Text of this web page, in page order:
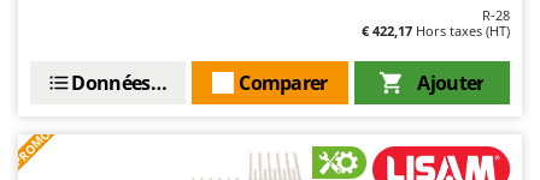
Ripartrak
R-28
€ 422,17 Hors taxes (HT)
Ajouter
Comparer
Données techniques
PROMO